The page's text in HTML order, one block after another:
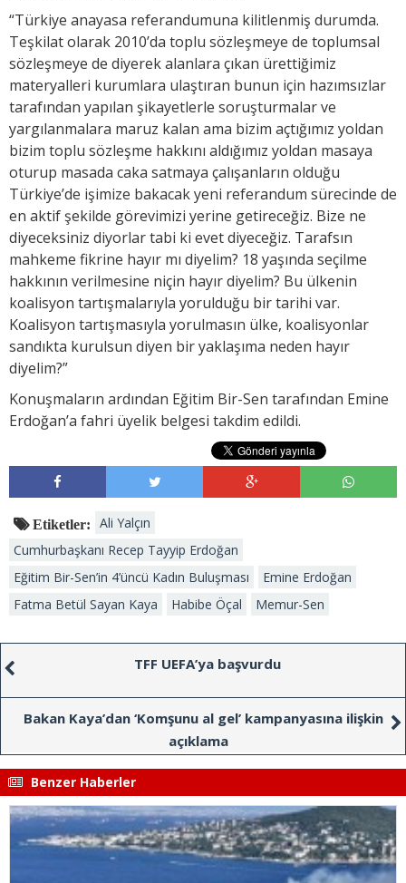
“Türkiye anayasa referandumuna kilitlenmiş durumda.
Teşkilat olarak 2010’da toplu sözleşmeye de toplumsal
sözleşmeye de diyerek alanlara çıkan ürettiğimiz
materyalleri kurumlara ulaştıran bunun için hazımsızlar
tarafından yapılan şikayetlerle soruşturmalar ve
yargılanmalara maruz kalan ama bizim açtığımız yoldan
bizim toplu sözleşme hakkını aldığımız yoldan masaya
oturup masada caka satmaya çalışanların olduğu
Türkiye’de işimize bakacak yeni referandum sürecinde de
en aktif şekilde görevimizi yerine getireceğiz. Bize ne
diyeceksiniz diyorlar tabi ki evet diyeceğiz. Tarafsın
mahkeme fikrine hayır mı diyelim? 18 yaşında seçilme
hakkının verilmesine niçin hayır diyelim? Bu ülkenin
koalisyon tartışmalarıyla yorulduğu bir tarihi var.
Koalisyon tartışmasıyla yorulmasın ülke, koalisyonlar
sandıkta kurulsun diyen bir yaklaşıma neden hayır
diyelim?”
Konuşmaların ardından Eğitim Bir-Sen tarafından Emine
Erdoğan’a fahri üyelik belgesi takdim edildi.
Etiketler:
Ali Yalçın
Cumhurbaşkanı Recep Tayyip Erdoğan
Eğitim Bir-Sen’in 4’üncü Kadın Buluşması
Emine Erdoğan
Fatma Betül Sayan Kaya
Habibe Öçal Memur-Sen
TFF UEFA’ya başvurdu
Bakan Kaya’dan ‘Komşunu al gel’ kampanyasına ilişkin
açıklama
Benzer Haberler